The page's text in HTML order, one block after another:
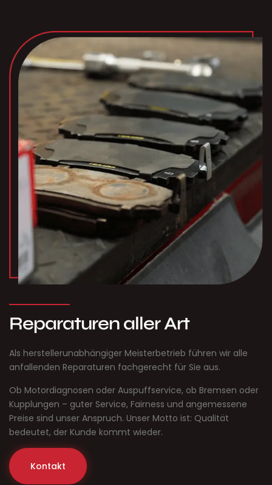
Reparaturen aller Art
Als herstellerunabhängiger Meisterbetrieb führen wir alle
anfallenden Reparaturen fachgerecht für Sie aus.
Ob Motordiagnosen oder Auspuffservice, ob Bremsen oder
Kupplungen – guter Service, Fairness und angemessene
Preise sind unser Anspruch. Unser Motto ist: Qualität
bedeutet, der Kunde kommt wieder.
Kontakt